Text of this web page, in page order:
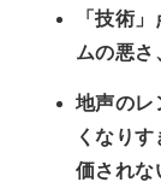
「技術
ムの悪さ
地声のレ
くなり
価されな